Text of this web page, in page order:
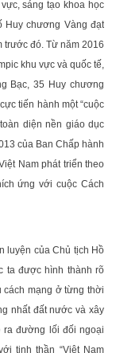
sáng tạo khoa học
Huy chương Vàng đạt
trước đó. Từ năm 2016
khu vực và quốc tế,
Bạc, 35 Huy chương
tiến hành một “cuộc
diện nền giáo dục
của Ban Chấp hành
Nam phát triển theo
ứng với cuộc Cách
luyện của Chủ tịch Hồ
ta được hình thành rõ
cách mạng ở từng thời
nhất đất nước và xây
đường lối đối ngoại
tinh thần “Việt Nam